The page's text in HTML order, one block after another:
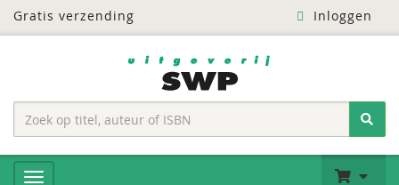
Gratis verzending Inloggen